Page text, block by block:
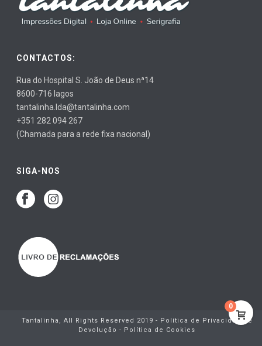
CONTACTOS:
Rua do Hospital S. João de Deus nª14
8600-716 lagos
tantalinha.lda@tantalinha.com
+351 282 094 267
(Chamada para a rede fixa nacional)
SIGA-NOS
Tantalinha, All Rights Reserved 2019 - Política de Privacidade e
Devolução - Política de Cookies
0